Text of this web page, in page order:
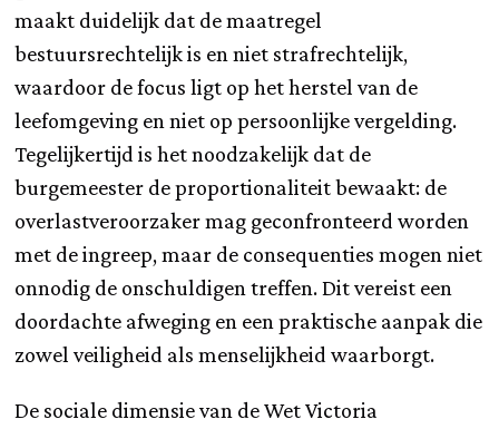
maakt duidelijk dat de maatregel
bestuursrechtelijk is en niet strafrechtelijk,
waardoor de focus ligt op het herstel van de
leefomgeving en niet op persoonlijke vergelding.
Tegelijkertijd is het noodzakelijk dat de
burgemeester de proportionaliteit bewaakt: de
overlastveroorzaker mag geconfronteerd worden
met de ingreep, maar de consequenties mogen niet
onnodig de onschuldigen treffen. Dit vereist een
doordachte afweging en een praktische aanpak die
zowel veiligheid als menselijkheid waarborgt.
De sociale dimensie van de Wet Victoria